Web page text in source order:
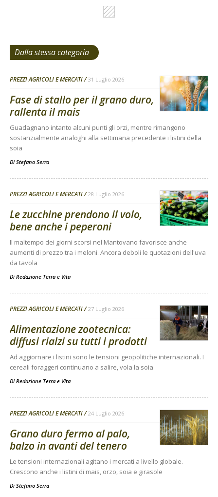
Dalla stessa categoria
PREZZI AGRICOLI E MERCATI 31 Luglio 2026
Fase di stallo per il grano duro,
rallenta il mais
Guadagnano intanto alcuni punti gli orzi, mentre rimangono
sostanzialmente analoghi alla settimana precedente i listini della
soia
Di Stefano Serra
PREZZI AGRICOLI E MERCATI 28 Luglio 2026
Le zucchine prendono il volo,
bene anche i peperoni
Il maltempo dei giorni scorsi nel Mantovano favorisce anche
aumenti di prezzo tra i meloni. Ancora deboli le quotazioni dell'uva
da tavola
Di Redazione Terra e Vita
PREZZI AGRICOLI E MERCATI 27 Luglio 2026
Alimentazione zootecnica:
diffusi rialzi su tutti i prodotti
Ad aggiornare i listini sono le tensioni geopolitiche internazionali. I
cereali foraggeri continuano a salire, vola la soia
Di Redazione Terra e Vita
PREZZI AGRICOLI E MERCATI 24 Luglio 2026
Grano duro fermo al palo,
balzo in avanti del tenero
Le tensioni internazionali agitano i mercati a livello globale.
Crescono anche i listini di mais, orzo, soia e girasole
Di Stefano Serra